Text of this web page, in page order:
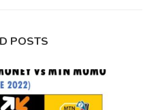
POSTS